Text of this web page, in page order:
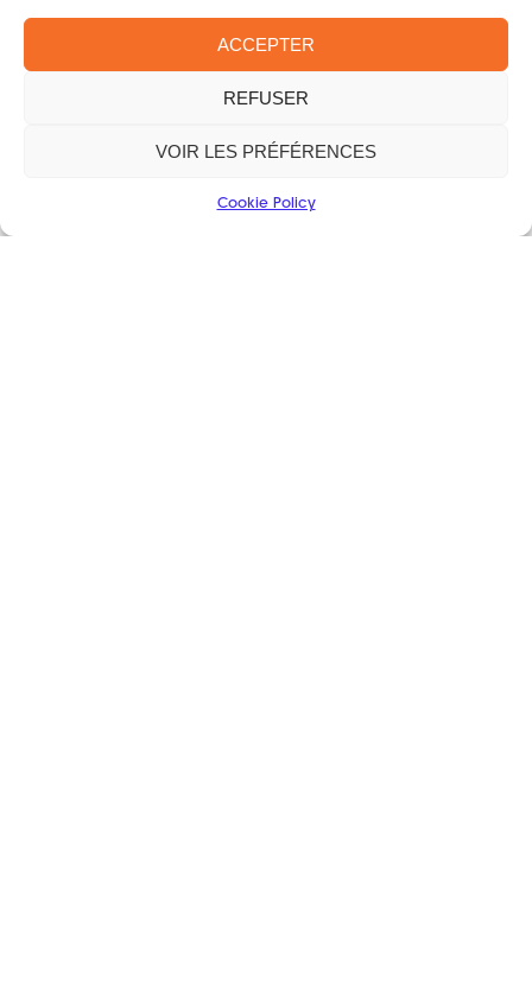
ACCEPTER
REFUSER
VOIR LES PRÉFÉRENCES
Cookie Policy